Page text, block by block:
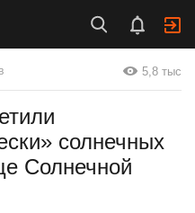
5,8 тыс
солнечных
Солнечной